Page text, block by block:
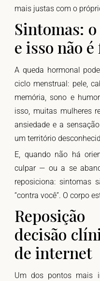
mais justas com o
Sintomas:
e isso não
A queda hormonal
ciclo menstrual: pele,
memória, sono e
isso, muitas mulheres
ansiedade e a
um território
E, quando não há
culpar — ou a se
reposiciona: sintomas
“contra você”. O corpo
decisão
de internet
Um dos pontos mais